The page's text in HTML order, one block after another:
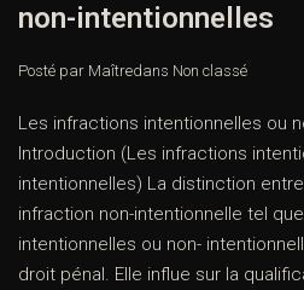
non-intentionnelles
Posté par Maîtredans Non classé
Les infractions intentionnelles ou
Introduction (Les infractions
intentionnelles) La distinction
infraction non-intentionnelle tel
intentionnelles ou non-
droit pénal. Elle influe sur la